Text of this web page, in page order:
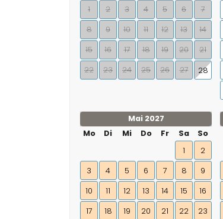
1 2 3 4 5 6
7
8
9 10 11 12 13
14
15
16 17 18 19 20
21
22
23 24 25 26 27 28
Mai 2027
Mo
Di Mi Do Fr Sa
So
1
2
3
4 5 6 7 8
9
10
11 12 13 14 15
16
17
18 19 20 21 22 23